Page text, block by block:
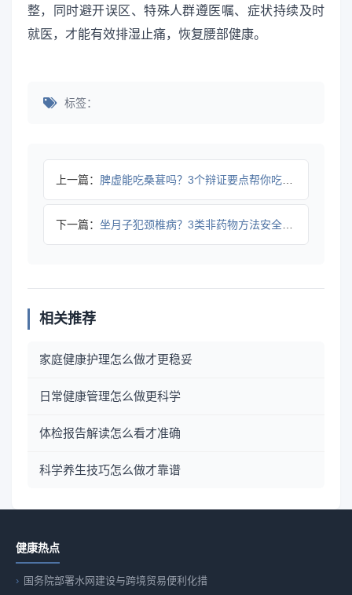
整，同时避开误区、特殊人群遵医嘱、症状持续及时
就医，才能有效排湿止痛，恢复腰部健康。
标签：
上一篇： 脾虚能吃桑葚吗？3个辩证要点帮你吃对更养生
下一篇： 坐月子犯颈椎病？3类非药物方法安全缓解
相关推荐
家庭健康护理怎么做才更稳妥
日常健康管理怎么做更科学
体检报告解读怎么看才准确
科学养生技巧怎么做才靠谱
健康热点
国务院部署水网建设与跨境贸易便利化措